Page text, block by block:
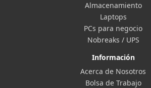
Almacenamiento
Laptops
PCs para negocio
Nobreaks / UPS
Información
Acerca de Nosotros
Bolsa de Trabajo